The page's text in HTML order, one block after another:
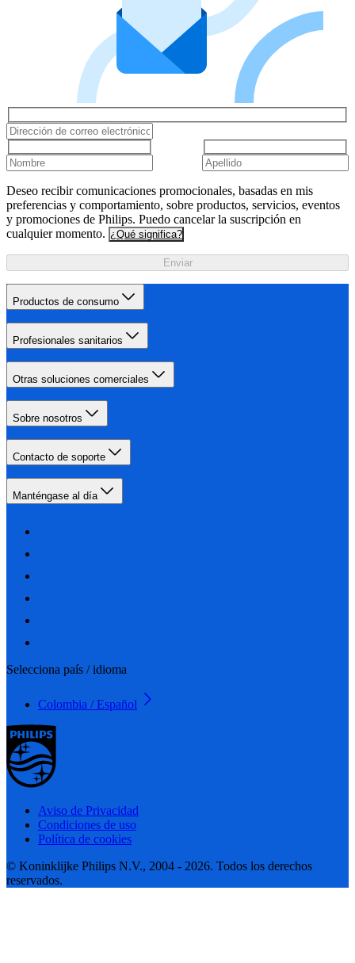
Deseo recibir comunicaciones promocionales, basadas en mis
preferencias y comportamiento, sobre productos, servicios, eventos
y promociones de Philips. Puedo cancelar la suscripción en
cualquier momento. ¿Qué significa?
Enviar
Productos de consumo
Profesionales sanitarios
Otras soluciones comerciales
Sobre nosotros
Contacto de soporte
Manténgase al día
Selecciona país / idioma
Colombia / Español
Aviso de Privacidad
Condiciones de uso
Política de cookies
© Koninklijke Philips N.V., 2004 - 2026. Todos los derechos
reservados.